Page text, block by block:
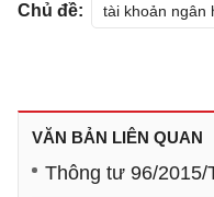
Chủ đề: tài khoản ngân
VĂN BẢN LIÊN QUAN
Thông tư 96/2015/